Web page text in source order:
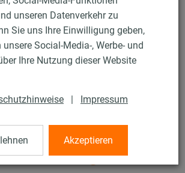
unseren Datenverkehr zu
Sie uns Ihre Einwilligung geben,
Social-Media-, Werbe- und
Ihre Nutzung dieser Website
| Impressum
Akzeptieren
Schallschutz
schwere Ausführung
schwere
Ausführung